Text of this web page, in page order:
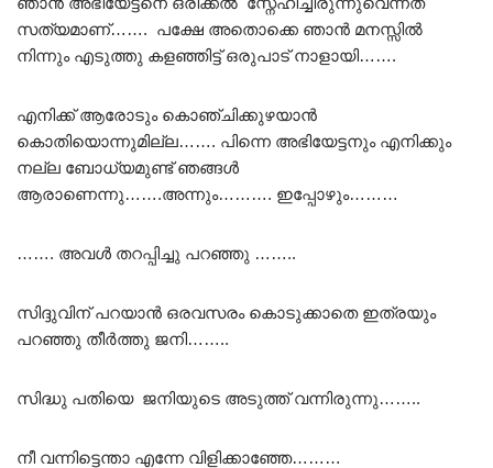
സത്യമാണ്……. പക്ഷേ അതൊക്കെ ഞാൻ മനസ്സിൽ
നിന്നും എടുത്തു കളഞ്ഞിട്ട് ഒരുപാട് നാളായി…….
എനിക്ക് ആരോടും കൊഞ്ചിക്കുഴയാൻ
കൊതിയൊന്നുമില്ല……. പിന്നെ അഭിയേട്ടനും എനിക്കും
നല്ല ബോധ്യമുണ്ട് ഞങ്ങൾ
ആരാണെന്നു…….അന്നും………. ഇപ്പോഴും………
……. അവൾ തറപ്പിച്ചു പറഞ്ഞു ……..
സിദ്ദുവിന് പറയാൻ ഒരവസരം കൊടുക്കാതെ ഇത്രയും
പറഞ്ഞു തീർത്തു ജനി……..
സിദ്ധു പതിയെ ജനിയുടെ അടുത്ത് വന്നിരുന്നു……..
നീ വന്നിട്ടെന്താ എന്നേ വിളിക്കാഞ്ഞേ………